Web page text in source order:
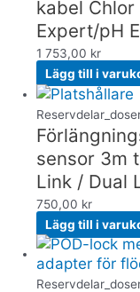
kabel Chlor
Expert/pH
1 753,00 kr
Lägg till i
sensor 3m
Link / Dual
750,00 kr
Lägg till i